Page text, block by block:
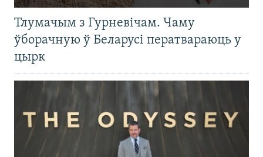
Тлумачым з Гурневічам. Чаму
ўборачную ў Беларусі ператвараюць у
цырк